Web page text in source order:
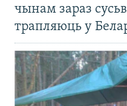
чынам зараз
трапляюць у